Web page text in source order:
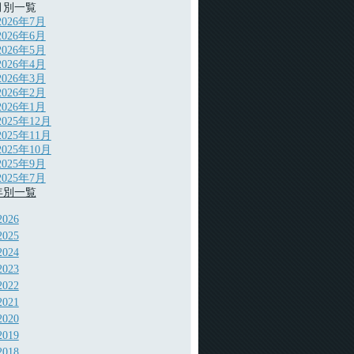
一覧
年7月
年6月
年5月
年4月
年3月
年2月
年1月
年12月
年11月
年10月
年9月
年7月
一覧